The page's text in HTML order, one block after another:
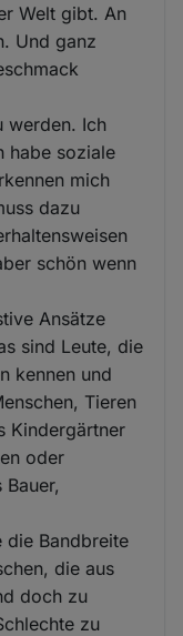
Welt gibt. An
Und ganz
werden. Ich
habe soziale
mich
dazu
schön wenn
Ansätze
sind Leute, die
kennen und
Tieren
Kindergärtner
oder
die Bandbreite
die aus
doch zu
zu